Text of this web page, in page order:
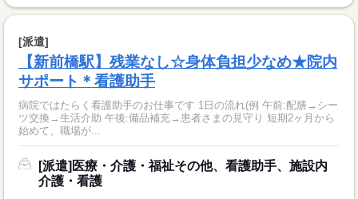
[派遣]
【新前橋駅】残業なし☆身体負担少なめ★院内
サポート＊看護助手
病院ではたらく看護助手のお仕事です 1日の流れ(例 午前:配膳→シー
ツ交換→生活介助 午後:備品補充→患者さまの見守り 短期2ヶ月から
始めて、職場が...
[派遣]医療・介護・福祉その他、看護助手、施設内
介護・看護